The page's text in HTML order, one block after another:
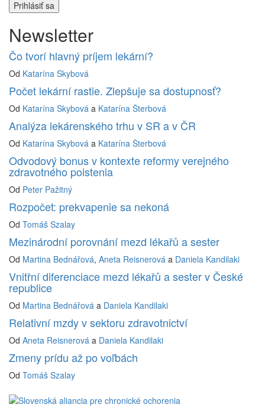
Newsletter
Čo tvorí hlavný príjem lekární?
Od Katarína Skybová
Počet lekární rastie. Zlepšuje sa dostupnosť?
Od Katarína Skybová a Katarína Šterbová
Analýza lekárenského trhu v SR a v ČR
Od Katarína Skybová a Katarína Šterbová
Odvodový bonus v kontexte reformy verejného
zdravotného poistenia
Od Peter Pažitný
Rozpočet: prekvapenie sa nekoná
Od Tomáš Szalay
Mezinárodní porovnání mezd lékařů a sester
Od Martina Bednářová, Aneta Reisnerová a Daniela Kandilaki
Vnitřní diferenciace mezd lékařů a sester v České
republice
Od Martina Bednářová a Daniela Kandilaki
Relativní mzdy v sektoru zdravotnictví
Od Aneta Reisnerová a Daniela Kandilaki
Zmeny prídu až po voľbách
Od Tomáš Szalay